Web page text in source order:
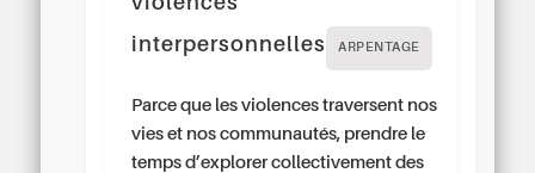
interpersonnelles
ARPENTAGE
Parce que les violences traversent nos
vies et nos communautés, prendre le
temps d’explorer collectivement des